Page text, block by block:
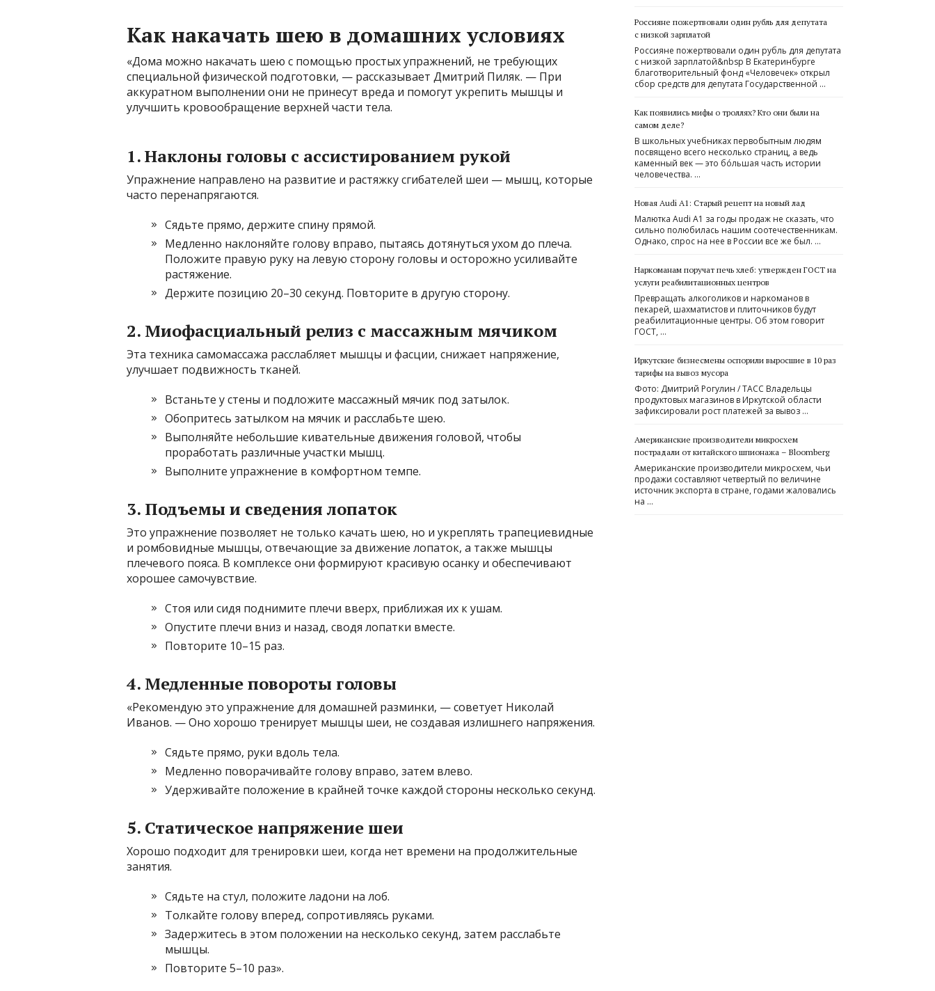
Как накачать шею в домашних условиях
«Дома можно накачать шею с помощью простых упражнений, не требующих
специальной физической подготовки, — рассказывает Дмитрий Пиляк. — При
аккуратном выполнении они не принесут вреда и помогут укрепить мышцы и
улучшить кровообращение верхней части тела.
1. Наклоны головы с ассистированием рукой
Упражнение направлено на развитие и растяжку сгибателей шеи — мышц, которые
часто перенапрягаются.
Сядьте прямо, держите спину прямой.
Медленно наклоняйте голову вправо, пытаясь дотянуться ухом до плеча.
Положите правую руку на левую сторону головы и осторожно усиливайте
растяжение.
Держите позицию 20–30 секунд. Повторите в другую сторону.
2. Миофасциальный релиз с массажным мячиком
Эта техника самомассажа расслабляет мышцы и фасции, снижает напряжение,
улучшает подвижность тканей.
Встаньте у стены и подложите массажный мячик под затылок.
Обопритесь затылком на мячик и расслабьте шею.
Выполняйте небольшие кивательные движения головой, чтобы
проработать различные участки мышц.
Выполните упражнение в комфортном темпе.
3. Подъемы и сведения лопаток
Это упражнение позволяет не только качать шею, но и укреплять трапециевидные
и ромбовидные мышцы, отвечающие за движение лопаток, а также мышцы
плечевого пояса. В комплексе они формируют красивую осанку и обеспечивают
хорошее самочувствие.
Стоя или сидя поднимите плечи вверх, приближая их к ушам.
Опустите плечи вниз и назад, сводя лопатки вместе.
Повторите 10–15 раз.
4. Медленные повороты головы
«Рекомендую это упражнение для домашней разминки, — советует Николай
Иванов. — Оно хорошо тренирует мышцы шеи, не создавая излишнего напряжения.
Сядьте прямо, руки вдоль тела.
Медленно поворачивайте голову вправо, затем влево.
Удерживайте положение в крайней точке каждой стороны несколько секунд.
5. Статическое напряжение шеи
Хорошо подходит для тренировки шеи, когда нет времени на продолжительные
занятия.
Сядьте на стул, положите ладони на лоб.
Толкайте голову вперед, сопротивляясь руками.
Задержитесь в этом положении на несколько секунд, затем расслабьте
мышцы.
Повторите 5–10 раз».
Россияне пожертвовали один рубль для депутата
с низкой зарплатой
Россияне пожертвовали один рубль для депутата
с низкой зарплатой&nbsp В Екатеринбурге
благотворительный фонд «Человечек» открыл
сбор средств для депутата Государственной …
Как появились мифы о троллях? Кто они были на
самом деле?
В школьных учебниках первобытным людям
посвящено всего несколько страниц, а ведь
каменный век — это бóльшая часть истории
человечества. …
Новая Audi A1: Старый рецепт на новый лад
Малютка Audi A1 за годы продаж не сказать, что
сильно полюбилась нашим соотечественникам.
Однако, спрос на нее в России все же был. …
Наркоманам поручат печь хлеб: утвержден ГОСТ на
услуги реабилитационных центров
Превращать алкоголиков и наркоманов в
пекарей, шахматистов и плиточников будут
реабилитационные центры. Об этом говорит
ГОСТ, …
Иркутские бизнесмены оспорили выросшие в 10 раз
тарифы на вывоз мусора
Фото: Дмитрий Рогулин / ТАСС Владельцы
продуктовых магазинов в Иркутской области
зафиксировали рост платежей за вывоз …
Американские производители микросхем
пострадали от китайского шпионажа – Bloomberg
Американские производители микросхем, чьи
продажи составляют четвертый по величине
источник экспорта в стране, годами жаловались
на …